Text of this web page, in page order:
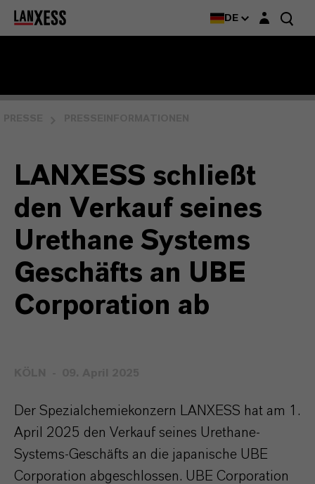
DE Login-Maske
LANXESS schließt
den Verkauf seines
Urethane Systems
Geschäfts an UBE
Corporation ab
Der Spezialchemiekonzern LANXESS hat am 1.
April 2025 den Verkauf seines Urethane-
Systems-Geschäfts an die japanische UBE
Corporation abgeschlossen. UBE Corporation